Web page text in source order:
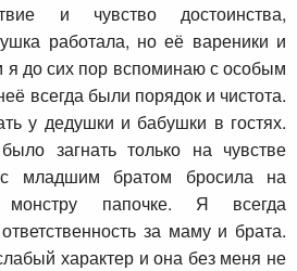
и чувство достоинства,
работала, но её вареники и
до сих пор вспоминаю с особым
всегда были порядок и чистота.
у дедушки и бабушки в гостях.
загнать только на чувстве
младшим братом бросила на
папочке. Я всегда
за маму и брата.
характер и она без меня не